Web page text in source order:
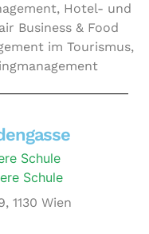
Hotel- und
Business & Food
im Tourismus,
Schule
Schule
1130 Wien